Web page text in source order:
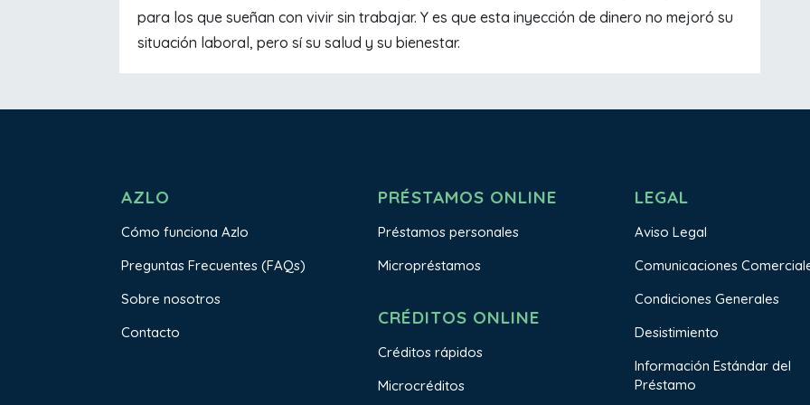
para los que sueñan con vivir sin trabajar. Y es que esta inyección de dinero no mejoró su
situación laboral, pero sí su salud y su bienestar.
AZLO
Cómo funciona Azlo
Preguntas Frecuentes (FAQs)
Sobre nosotros
Contacto
PRÉSTAMOS ONLINE
Préstamos personales
Micropréstamos
CRÉDITOS ONLINE
Créditos rápidos
Microcréditos
LEGAL
Aviso Legal
Comunicaciones
Condiciones Generales
Desistimiento
Información Estándar del
Préstamo